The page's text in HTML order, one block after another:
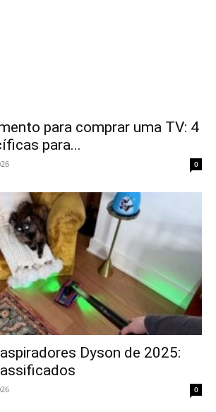
Inteligência
Artificial
para comprar uma TV: 4
para...
0
Dyson de 2025:
0